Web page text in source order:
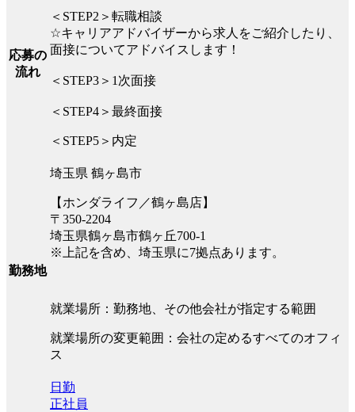
応募の
流れ
＜STEP2＞転職相談
☆キャリアアドバイザーから求人をご紹介したり、
面接についてアドバイスします！
＜STEP3＞1次面接
＜STEP4＞最終面接
＜STEP5＞内定
勤務地
埼玉県 鶴ヶ島市
【ホンダライフ／鶴ヶ島店】
〒350-2204
埼玉県鶴ヶ島市鶴ヶ丘700-1
※上記を含め、埼玉県に7拠点あります。
就業場所：勤務地、その他会社が指定する範囲
就業場所の変更範囲：会社の定めるすべてのオフィ
ス
日勤
正社員